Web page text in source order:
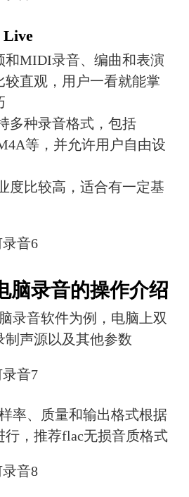
Live
和MIDI录音、编曲和表演
较直观，用户一看就能掌
多种录音格式，包括
等，并允许用户自由设
度比较高，适合有一定基
脑录音的操作介绍
录音软件为例，电脑上双
制声源以及其他参数
率、质量和输出格式根据
行，推荐flac无损音质格式